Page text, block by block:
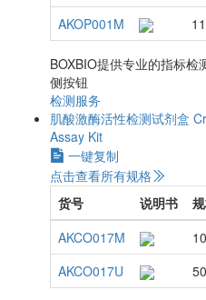
AKOP001M
BOXBIO提供专业的指标
侧按钮
检测服务
肌酸激酶活性检测试剂盒
Assay Kit
一键复制
点击查看所有规格
货号
说明书
AKCO017M
AKCO017U